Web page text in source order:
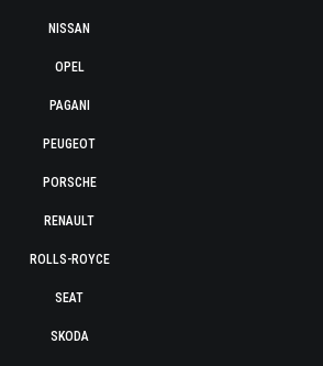
NISSAN
OPEL
PAGANI
PEUGEOT
PORSCHE
RENAULT
ROLLS-ROYCE
SEAT
SKODA